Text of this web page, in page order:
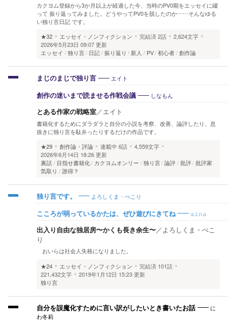
カクヨム登録から3か月以上が経過した今、当時のPV0期をエッセイに綴
って 振り返ってみました。どうやってPV0を脱したのか……そんなゆる
い独り言日記 です。
★32
エッセイ・ノンフィクション 完結済2話
2,624文字
2026年5月23日 09:07 更新
エッセイ
独り言 日記 振り返り 新人 PV 初心者 創作論
まじのまじで独り言 エイト
創作の迷いまで読ませる作戦会議 しなもん
とある作家の戦略室／エイト
書籍化するためにダラダラと自分の小説を考察、改善、論評したり、息
抜きに独り言を駄弁ったりするだけの作品です。
★29
創作論・評論 連載中 6話
4,559文字
2026年6月14日 18:26 更新
裏話
目指せ書籍化 カクヨムオンリー 独り言 論評 批評 批評家
気取り
誰得？
独り言です。 よろしくま・ぺこり
こころが弱っているかたは、ぜひ遊びにきてね 𝚊𝚒𝚗𝚊
出入り自由な独居房〜かくも長き余生〜／ よろしくま・ぺこ
り
おいらは社会人失格になりました。
★24
エッセイ・ノンフィクション 完結済 101話
221,432文字
2019年1月12日 15:23 更新
独り言
自分を誤魔化すために言い訳がしたいとき書いたお話
に
わ冬莉